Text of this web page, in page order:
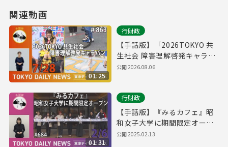
関連動画
01:25
行財政
【手話版】「2026TOKYO 共
生社会 障害理解啓発キャラバ
ン」スタート！（令和8年7月
公開2026.08.06
01:31
行財政
【手話版】『みるカフェ』昭
和女子大学に期間限定オープ
ン（令和7年2月6日 東京デイ
公開2025.02.13